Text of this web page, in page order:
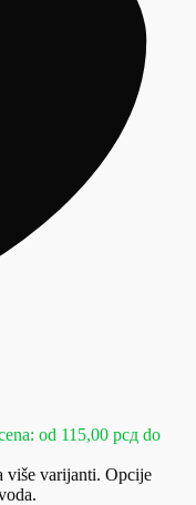
od 115,00 рсд do
više varijanti. Opcije